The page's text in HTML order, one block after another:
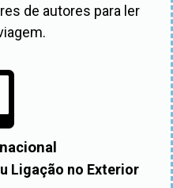
de autores para ler
Ligação no Exterior